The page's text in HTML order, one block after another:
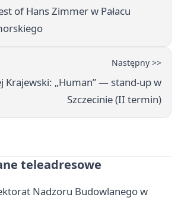
of Hans Zimmer w Pałacu
Następny >>
Krajewski: „Human” — stand-up w
Szczecinie (II termin)
teleadresowe
Nadzoru Budowlanego w